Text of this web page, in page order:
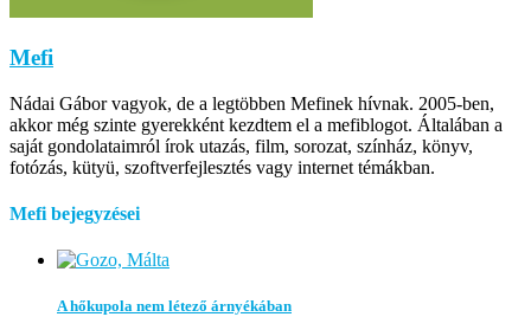
Mefi
Nádai Gábor vagyok, de a legtöbben Mefinek hívnak. 2005-ben,
akkor még szinte gyerekként kezdtem el a mefiblogot. Általában a
saját gondolataimról írok utazás, film, sorozat, színház, könyv,
fotózás, kütyü, szoftverfejlesztés vagy internet témákban.
Mefi bejegyzései
A hőkupola nem létező árnyékában